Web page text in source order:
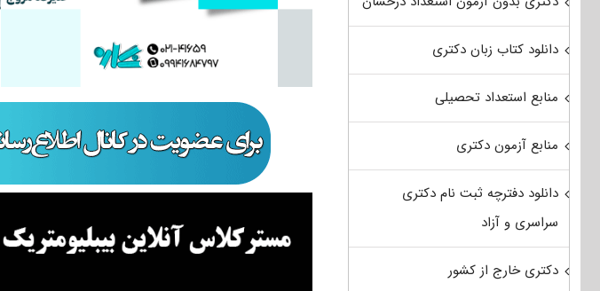
دانلود کتاب زبان دکتری
منابع استعداد تحصیلی
منابع آزمون دکتری
دانلود دفترچه ثبت نام دکتری
سراسری و آزاد
دکتری خارج از کشور